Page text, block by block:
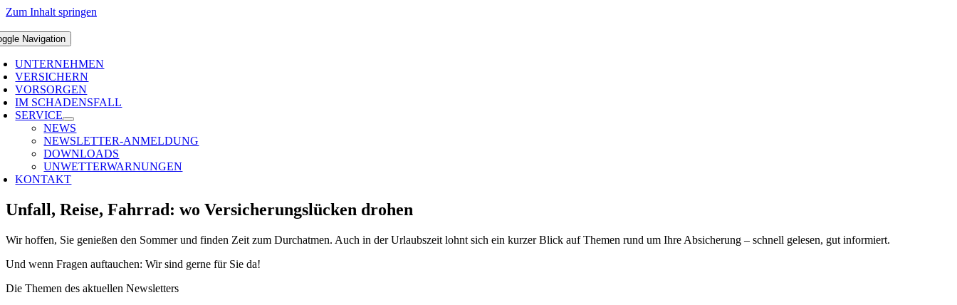
Zum Inhalt springen
Navigation
UNTERNEHMEN
VERSICHERN
VORSORGEN
IM SCHADENSFALL
SERVICE
NEWS
NEWSLETTER-ANMELDUNG
DOWNLOADS
UNWETTERWARNUNGEN
KONTAKT
Unfall, Reise, Fahrrad: wo Versicherungslücken drohen
Wir hoffen, Sie genießen den Sommer und finden Zeit zum Durchatmen. Auch in der Urlaubszeit lohnt sich ein kurzer Blick auf Themen rund um Ihre Absicherung – schnell gelesen, gut informiert.
Und wenn Fragen auftauchen: Wir sind gerne für Sie da!
Die Themen des aktuellen Newsletters